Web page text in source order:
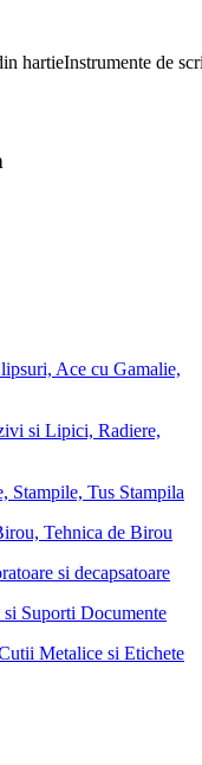
hartieInstrumente de
Ace cu Gamalie,
si Lipici, Radiere,
Stampile, Tus Stampila
Tehnica de Birou
si decapsatoare
Suporti Documente
Metalice si Etichete